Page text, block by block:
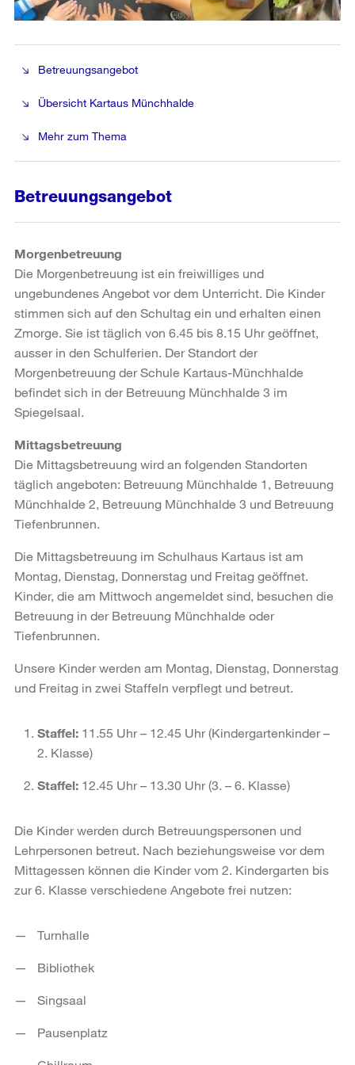
Betreuungsangebot
Übersicht Kartaus Münchhalde
Mehr zum Thema
Betreuungsangebot
Morgenbetreuung
Die Morgenbetreuung ist ein freiwilliges und
ungebundenes Angebot vor dem Unterricht. Die Kinder
stimmen sich auf den Schultag ein und erhalten einen
Zmorge. Sie ist täglich von 6.45 bis 8.15 Uhr geöffnet,
ausser in den Schulferien. Der Standort der
Morgenbetreuung der Schule Kartaus-Münchhalde
befindet sich in der Betreuung Münchhalde 3 im
Spiegelsaal.
Mittagsbetreuung
Die Mittagsbetreuung wird an folgenden Standorten
täglich angeboten: Betreuung Münchhalde 1, Betreuung
Münchhalde 2, Betreuung Münchhalde 3 und Betreuung
Tiefenbrunnen.
Die Mittagsbetreuung im Schulhaus Kartaus ist am
Montag, Dienstag, Donnerstag und Freitag geöffnet.
Kinder, die am Mittwoch angemeldet sind, besuchen die
Betreuung in der Betreuung Münchhalde oder
Tiefenbrunnen.
Unsere Kinder werden am Montag, Dienstag, Donnerstag
und Freitag in zwei Staffeln verpflegt und betreut.
Staffel: 11.55 Uhr – 12.45 Uhr (Kindergartenkinder –
2. Klasse)
Staffel: 12.45 Uhr – 13.30 Uhr (3. – 6. Klasse)
Die Kinder werden durch Betreuungspersonen und
Lehrpersonen betreut. Nach beziehungsweise vor dem
Mittagessen können die Kinder vom 2. Kindergarten bis
zur 6. Klasse verschiedene Angebote frei nutzen:
Turnhalle
Bibliothek
Singsaal
Pausenplatz